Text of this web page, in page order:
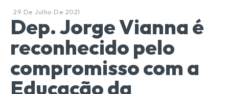
29 De Julho De 2021
Dep. Jorge Vianna é
reconhecido pelo
compromisso com a
Educação da